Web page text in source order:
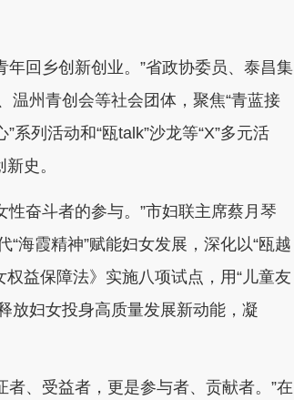
回乡创新创业。”省政协委员、泰昌集
温州青创会等社会团体，聚焦“青蓝接
系列活动和“瓯talk”沙龙等“X”多元活
史。
奋斗者的参与。”市妇联主席蔡月琴
海霞精神”赋能妇女发展，深化以“瓯越
益保障法》实施八项试点，用“儿童友
放妇女投身高质量发展新动能，凝
、受益者，更是参与者、贡献者。”在